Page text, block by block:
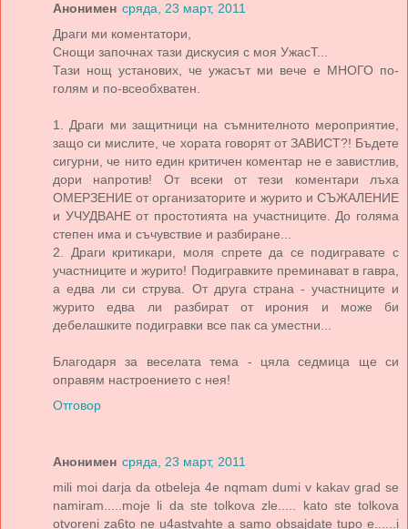
Анонимен сряда, 23 март, 2011
Драги ми коментатори,
Снощи започнах тази дискусия с моя УжасТ...
Тази нощ установих, че ужасът ми вече е МНОГО по-
голям и по-всеобхватен.
1. Драги ми защитници на съмнителното мероприятие,
защо си мислите, че хората говорят от ЗАВИСТ?! Бъдете
сигурни, че нито един критичен коментар не е завистлив,
дори напротив! От всеки от тези коментари лъха
ОМЕРЗЕНИЕ от организаторите и журито и СЪЖАЛЕНИЕ
и УЧУДВАНЕ от простотията на участниците. До голяма
степен има и съчувствие и разбиране...
2. Драги критикари, моля спрете да се подигравате с
участниците и журито! Подигравките преминават в гавра,
а едва ли си струва. От друга страна - участниците и
журито едва ли разбират от ирония и може би
дебелашките подигравки все пак са уместни...
Благодаря за веселата тема - цяла седмица ще си
оправям настроението с нея!
Отговор
Анонимен сряда, 23 март, 2011
mili moi darja da otbeleja 4e nqmam dumi v kakav grad se
namiram.....moje li da ste tolkova zle..... kato ste tolkova
otvoreni za6to ne u4astvahte a samo obsajdate tupo e......i